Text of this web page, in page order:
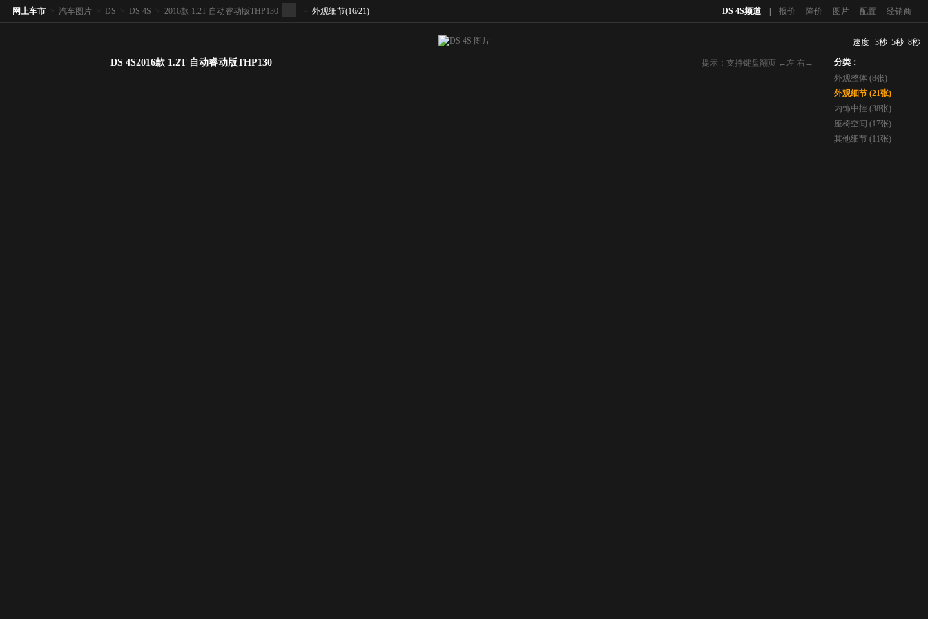
DS 4S频道 报价 降价 图片 配置 经销商
网上车市 > 汽车图片 > DS > DS 4S > 2016款 1.2T 自动睿动版THP130 > 外观细节(16/21)
提示：支持键盘翻页 ←左 右→
DS 4S2016款 1.2T 自动睿动版THP130
速度 3秒 5秒 8秒
分类：
外观整体 (8张)
外观细节 (21张)
内饰中控 (38张)
座椅空间 (17张)
其他细节 (11张)